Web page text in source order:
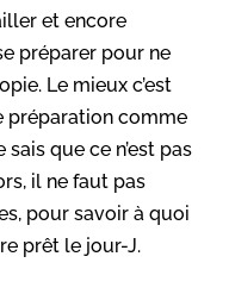
et encore
préparer pour ne
Le mieux c’est
préparation comme
sais que ce n’est pas
il ne faut pas
pour savoir à quoi
prêt le jour-J.